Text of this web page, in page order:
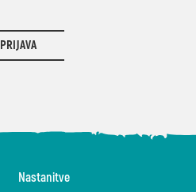
PRIJAVA
Nastanitve